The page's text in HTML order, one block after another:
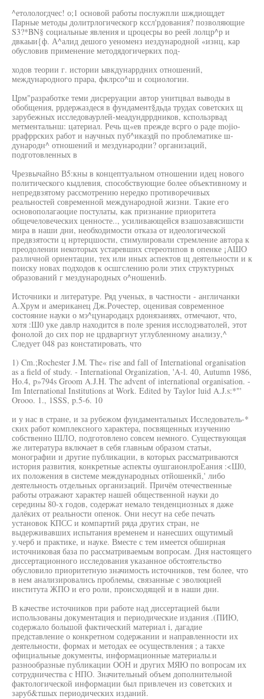
^етолологдчес! о;1 основой работы послужпли шждиощдет
Парные методы долитрлогическогр кссл'рдования? позволяющие
S3?*BN§ социальные явления и цроцесры во реей лолцр^р и
двкаыи{ф. А^алид дешого уеноменз иездународной «изнц, кар
обусловив применение методядогичерких под-
ходов теории г. истории ывкдунаррдних отношений,
международного прара, фклрсо^ш и социологии.
Црм"разработке теми дисреруации автор унитцвал выводы в
обобщения, ррдержаздеся в фундамент§дьда трудах советских щ
зарубежных исследоваурлей-меадундррдников, кспользрвад
метментальнш: цатериал. Речь щ«ев прежде всрго о раде mojio-
ррафррских работ и научных пуб^икаэдй по проблематике ш-
дународн^ отношений и мездународни? организаций,
подготовленных в
Чрезвычайно В5:кны в концептуальном отношении идец нового
политического кыдлевия, способствующие более объективному и
непредвзятому рассмотрению нередко противоречивых
реальностей современной международной жизни. Такие его
основополагаоцие постулаты, как признание приоритета
общечеловеческих ценносте.., усиливающейся взашозавясишсти
мира в наши дни, необходимости отказа от идеологической
предвзятости ц нртерцшости, стимулировали стремление автора к
преодолении некоторых устаревших стереотипов в опенке ¡АШО
различной ориентации, тех или иных аспектов щ деятельности и к
поиску новах подходов к осшгслению роли этих структурных
образований г мездународных о^ношениЬ.
Источники и литературе. Ряд ученых, в частности - англичанки
А.Хрум и американец Дж.Рочестер, оценивая современное
состояние науки о мэ^цународацх рдонязаияях, отмечают, что,
хотя :Ш0 уке давлр находится в поле зрения исслодэватолей, этот
фонолой до сих пор не црдваргнут углубленному анализу,^
Следует 048 раз констатировать, что
1) Cm.;Rochester J.M. The« rise and fall of International organisation
as a field of study. - International Organization, 'A-l. 40, Autumn 1986,
Ho.4, p»794s Groom A.J.H. The advent of international organisation. -
Im International Institutions at Work. Edited by Taylor luid A.J.s:*"'
Orooo. 1., 1SSS, p.5-6. 10
и у нас в стране, и за рубежом фундаментальных Исследователь-*
ских работ комплексного характера, посвященных изучению
собственно ШЛО, подготовлено совсем немного. Существующая
же литература включает в себя главным образом статьи,
монографии и другие публикации, в которых рассматриваются
история развития, конкретные аспекты оушгаионлроЕания :<Ш0,
их положения в системе международных отйошенкй,' либо
деятельность отдельных организаций. Причём отечественные
работы отражают характер нашей общественной науки до
середины 80-х годов, содержат немало тенденциозных я даже
далёких от реальности опенок. Они несут на себе печать
установок КПСС и компартий ряда других стран, не
выдерживавших испытания временем и нанесших ощутимый
у.черб и практике, и науке. Вместе с тем имеется обширная
источниковая база по рассматриваемым вопросам. Дня настоящего
диссертационного исследования указанное обстоятельство
обусловило приоритетную значимость источников, тем более, что
в нем анализировались проблемы, связанные с эволюцией
института ЖПО и его роли, происходящей и в наши дни.
В качестве источников при работе над диссертацией были
использованы документация и периодические издания .(ПИЮ,
содержало большой фактический материал i, дагадие
представление о конкретном содержании и направленности их
деятельности, формах и методах ее осуществления ; а такхе
официальные документы, информационные материалы.и
разнообразные публикации ООН и других МЯЮ по вопросам их
сотрудничества с НПО. Значительный объем дополнительной
фактологической информации был привлечен из советских и
заруб&тшых периодических изданий.